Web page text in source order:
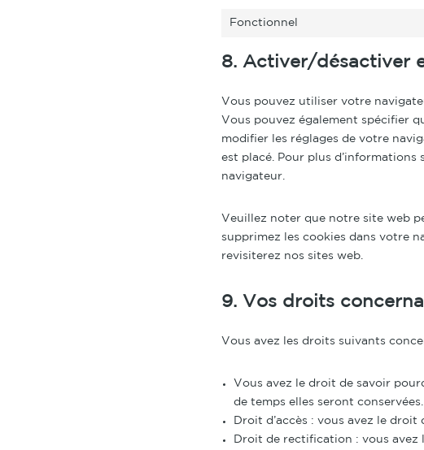
Fonctionnel
8. Activer/désactiver
Vous pouvez utiliser votre
Vous pouvez également spécifier
modifier les réglages de votre
est placé. Pour plus
navigateur.
Veuillez noter que notre site web
supprimez les cookies dans votre
revisiterez nos sites web.
9. Vos droits
Vous avez les droits suivants
Vous avez le droit de savoir
de temps elles seront conservées.
Droit d’accès : vous avez le droit
Droit de rectification : vous